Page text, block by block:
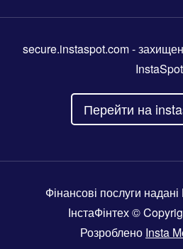
secure.instaspot.com-
InstaSpot
Перейти на
Фінансові послуги
ІнстаФінтех ©
Розроблено Insta